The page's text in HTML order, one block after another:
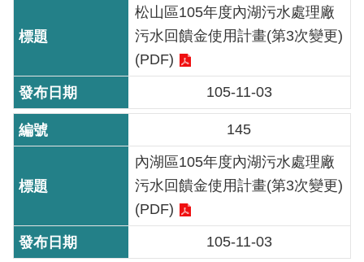
開
重
點
業
務
廉
地
松山區105年度內湖污水處理廠
污水回饋金使用計畫(第3次變更)
(PDF)
105-11-03
145
內湖區105年度內湖污水處理廠
污水回饋金使用計畫(第3次變更)
(PDF)
105-11-03